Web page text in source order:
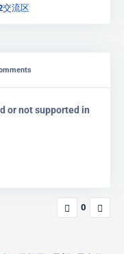
交流区
or not supported in
0